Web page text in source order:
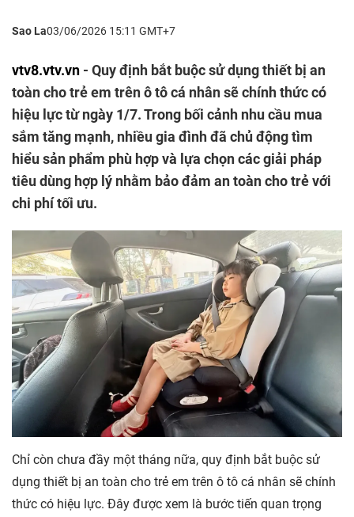
Sao La03/06/2026 15:11 GMT+7
vtv8.vtv.vn - Quy định bắt buộc sử dụng thiết bị an
toàn cho trẻ em trên ô tô cá nhân sẽ chính thức có
hiệu lực từ ngày 1/7. Trong bối cảnh nhu cầu mua
sắm tăng mạnh, nhiều gia đình đã chủ động tìm
hiểu sản phẩm phù hợp và lựa chọn các giải pháp
tiêu dùng hợp lý nhằm bảo đảm an toàn cho trẻ với
chi phí tối ưu.
Chỉ còn chưa đầy một tháng nữa, quy định bắt buộc sử
dụng thiết bị an toàn cho trẻ em trên ô tô cá nhân sẽ chính
thức có hiệu lực. Đây được xem là bước tiến quan trọng